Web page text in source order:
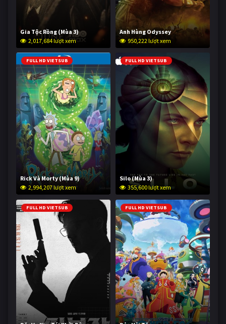
Gia Tộc Rồng (Mùa 3)
2,017,684 lượt xem
Anh Hùng Odyssey
950,222 lượt xem
FULL HD VIETSUB
Rick Và Morty (Mùa 9)
2,994,207 lượt xem
FULL HD VIETSUB
Silo (Mùa 3)
355,600 lượt xem
FULL HD VIETSUB FULL HD VIETSUB